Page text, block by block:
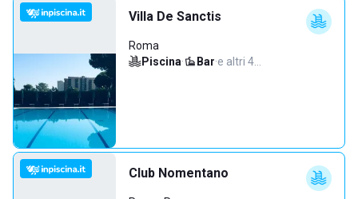
Villa De Sanctis
Roma
Piscina· Bar·e altri 4…
Club Nomentano